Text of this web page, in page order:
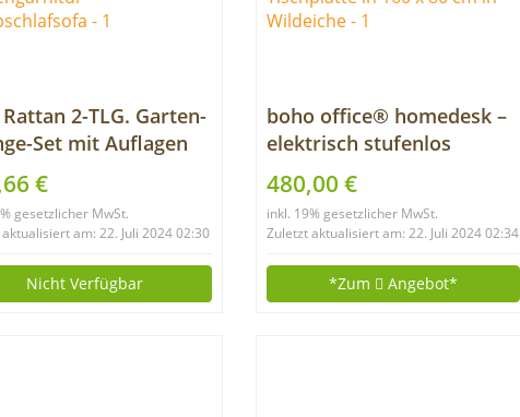
2-TLG. Garten-
Set mit Auflagen
Rattan
Gartenmöbel
Sofa Garnitur
€
gesetzlicher MwSt.
am: 22. Juli 2024 02:30
Nicht Verfügbar
boho office® homedesk –
elektrisch stufenlos
höhenverstellbares
Tischgestell in Schwarz mit
Memoryfunktion, inkl.
in Wildeiche
480,00 €
inkl. 19% gesetzlicher MwSt.
Zuletzt aktualisiert am: 22. Juli 2024 02:34
*Zum Angebot*